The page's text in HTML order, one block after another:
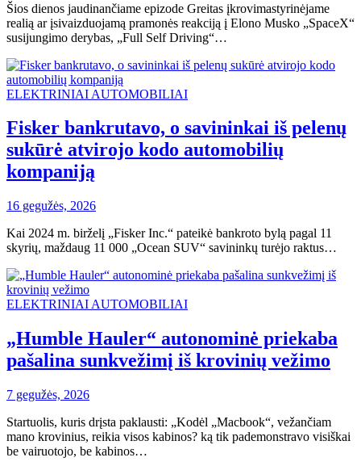
Šios dienos jaudinančiame epizode Greitas įkrovimastyrinėjame
realią ar įsivaizduojamą pramonės reakciją į Elono Musko „SpaceX“
susijungimo derybas, „Full Self Driving“…
ELEKTRINIAI AUTOMOBILIAI
Fisker bankrutavo, o savininkai iš pelenų
sukūrė atvirojo kodo automobilių
kompaniją
16 gegužės, 2026
Kai 2024 m. birželį „Fisker Inc.“ pateikė bankroto bylą pagal 11
skyrių, maždaug 11 000 „Ocean SUV“ savininkų turėjo raktus…
ELEKTRINIAI AUTOMOBILIAI
„Humble Hauler“ autonominė priekaba
pašalina sunkvežimį iš krovinių vežimo
7 gegužės, 2026
Startuolis, kuris drįsta paklausti: „Kodėl „Macbook“, vežančiam
mano krovinius, reikia visos kabinos? ką tik pademonstravo visiškai
be vairuotojo, be kabinos…